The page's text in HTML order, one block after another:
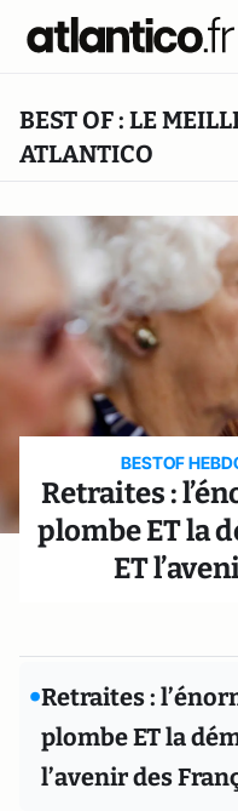
BEST OF : LE
ATLANTICO
BESTOF
Retraites :
plombe ET la
ET
•Retraites :
plombe ET la
l’avenir des